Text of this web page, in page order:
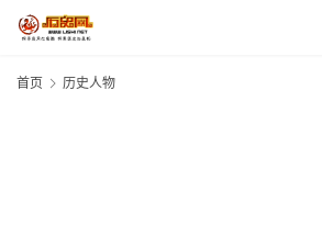
首页 历史人物